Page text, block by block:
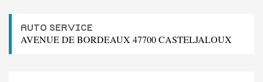
AUTO SERVICE
AVENUE DE BORDEAUX 47700 CASTELJALOUX